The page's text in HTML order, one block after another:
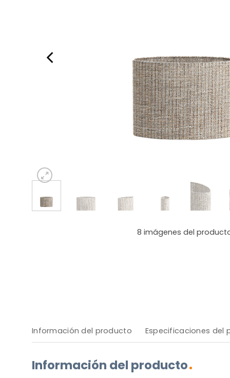
8 imágenes del
Información del producto Especificaciones del
Información del producto